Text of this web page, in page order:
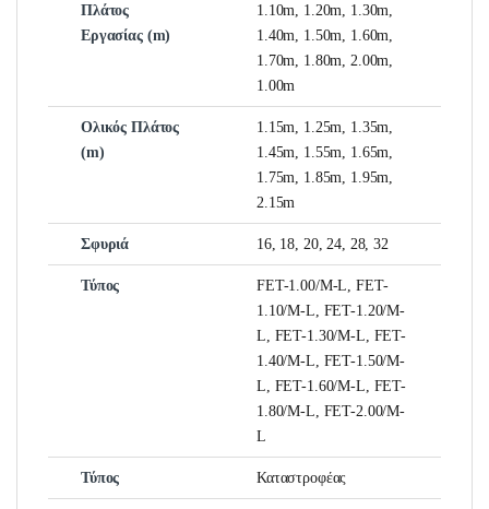
Πλάτος
Εργασίας (m)
1.10m, 1.20m, 1.30m,
1.40m, 1.50m, 1.60m,
1.70m, 1.80m, 2.00m,
1.00m
Ολικός Πλάτος
(m)
1.15m, 1.25m, 1.35m,
1.45m, 1.55m, 1.65m,
1.75m, 1.85m, 1.95m,
2.15m
Σφυριά 16, 18, 20, 24, 28, 32
Τύπος
FET-1.00/Μ-L, FET-
1.10/Μ-L, FET-1.20/Μ-
L, FET-1.30/Μ-L, FET-
1.40/Μ-L, FEΤ-1.50/Μ-
L, FET-1.60/Μ-L, FET-
1.80/Μ-L, FET-2.00/Μ-
L
Τύπος Καταστροφέας